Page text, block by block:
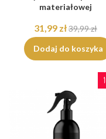
materiałowej
31,99 zł39,99 zł
Dodaj do koszyka